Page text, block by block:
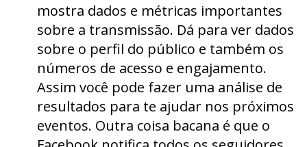
mostra dados e métricas importantes
sobre a transmissão. Dá para ver dados
sobre o perfil do público e também os
números de acesso e engajamento.
Assim você pode fazer uma análise de
resultados para te ajudar nos próximos
eventos. Outra coisa bacana é que o